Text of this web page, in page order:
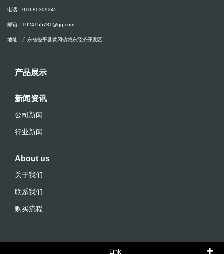
电话：010-80309345
邮箱：1924155731@qq.com
地址：广东省饶平县黄冈镇城东经济开发区
产品展示
新闻资讯
公司新闻
行业新闻
About us
关于我们
联系我们
购买流程
Link